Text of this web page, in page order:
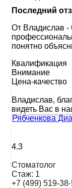
Последний
От Владислав -
понятно
Квалификация
Внимание
Цена-качество
Владислав,
видеть Вас в
Рябченкова
4.3
Стоматолог
Стаж: 1
+7 (499) 519-